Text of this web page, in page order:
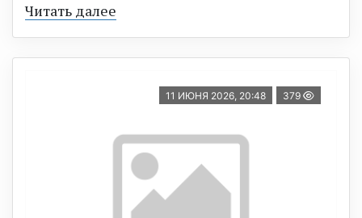
Читать далее
11 ИЮНЯ 2026, 20:48 379